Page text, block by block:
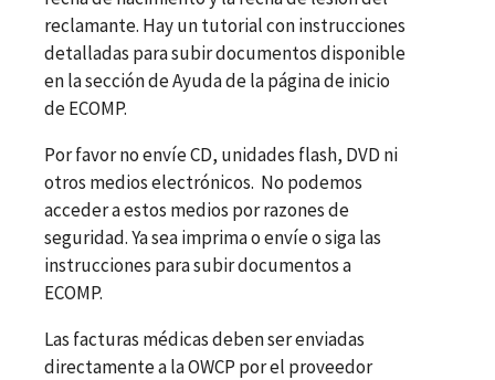
reclamante. Hay un tutorial con instrucciones
detalladas para subir documentos disponible
en la sección de Ayuda de la página de inicio
de ECOMP.
Por favor no envíe CD, unidades flash, DVD ni
otros medios electrónicos. No podemos
acceder a estos medios por razones de
seguridad. Ya sea imprima o envíe o siga las
instrucciones para subir documentos a
ECOMP.
Las facturas médicas deben ser enviadas
directamente a la OWCP por el proveedor